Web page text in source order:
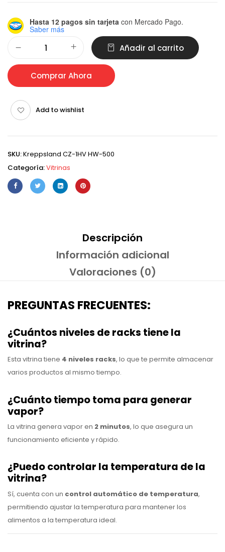
Hasta 12 pagos sin tarjeta con Mercado Pago.
Saber más
Añadir al carrito
Comprar Ahora
Add to wishlist
SKU:Kreppsland CZ-1HV HW-500
Categoría:Vitrinas
Descripción
Información adicional
Valoraciones (0)
PREGUNTAS FRECUENTES:
¿Cuántos niveles de racks tiene la
vitrina?
Esta vitrina tiene 4 niveles racks, lo que te permite almacenar
varios productos al mismo tiempo.
¿Cuánto tiempo toma para generar
vapor?
La vitrina genera vapor en 2 minutos, lo que asegura un
funcionamiento eficiente y rápido.
¿Puedo controlar la temperatura de la
vitrina?
Sí, cuenta con un control automático de temperatura,
permitiendo ajustar la temperatura para mantener los
alimentos a la temperatura ideal.